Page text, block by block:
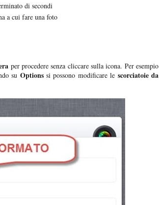
di secondi
a cui fare una foto
per procedere senza cliccare sulla icona. Per esempio
su Optionssi possono modificare le scorciatoie da